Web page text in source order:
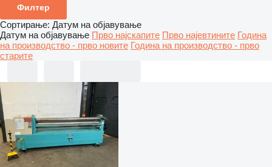
Филтер
Сортирање: Датум на објавување
Датум на објавување Прво најскапите Прво најевтините Година
на производство - прво новите Година на производство - прво
старите